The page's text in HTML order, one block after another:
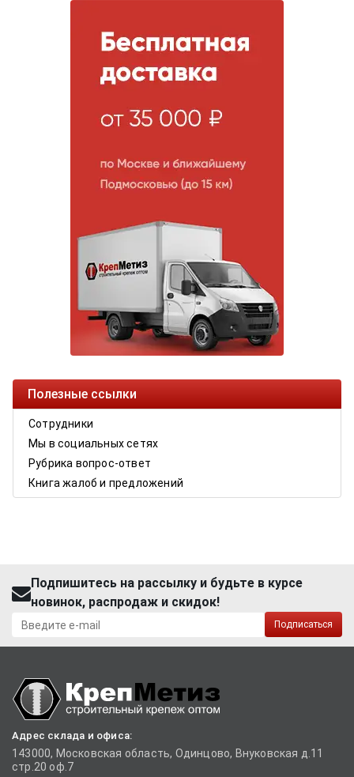
Полезные ссылки
Сотрудники
Мы в социальных сетях
Рубрика вопрос-ответ
Книга жалоб и предложений
Подпишитесь на рассылку и будьте в курсе
новинок, распродаж и скидок!
Подписаться
Адрес склада и офиса:
143000, Московская область, Одинцово, Внуковская д.11
стр.20 оф.7